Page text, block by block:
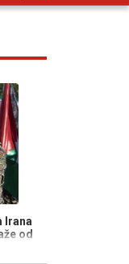
Irana
od